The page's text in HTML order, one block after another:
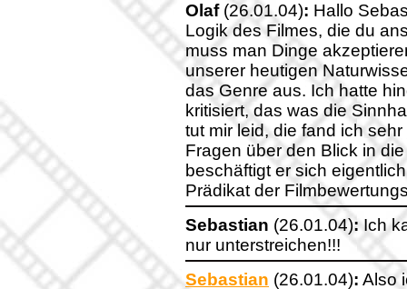
Olaf(26.01.04): Hallo
Logik des Filmes, die du
muss man Dinge
unserer heutigen
das Genre aus. Ich hatte
kritisiert, das was die
tut mir leid, die fand ich
Fragen über den Blick in
beschäftigt er sich
Prädikat der
Sebastian (26.01.04): Ich
nur unterstreichen!!!
Sebastian (26.01.04): Also